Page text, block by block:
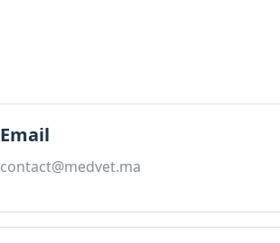
Email
contact@medvet.ma